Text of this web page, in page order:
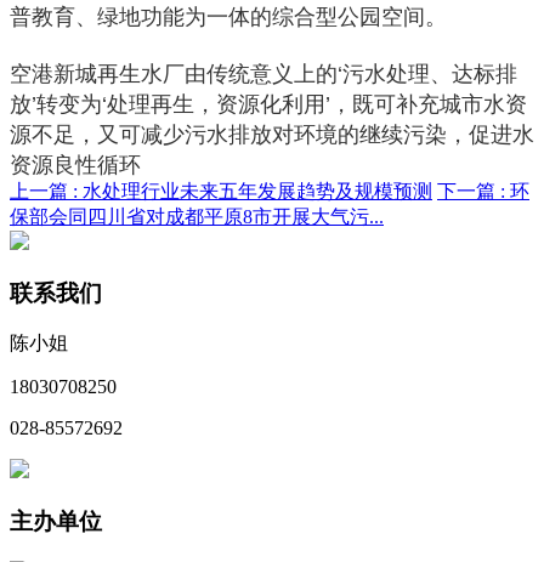
普教育、绿地功能为一体的综合型公园空间。
空港新城再生水厂由传统意义上的‘污水处理、达标排
放’转变为‘处理再生，资源化利用’，既可补充城市水资
源不足，又可减少污水排放对环境的继续污染，促进水
资源良性循环
上一篇 : 水处理行业未来五年发展趋势及规模预测 下一篇 : 环
保部会同四川省对成都平原8市开展大气污...
联系我们
陈小姐
18030708250
028-85572692
主办单位